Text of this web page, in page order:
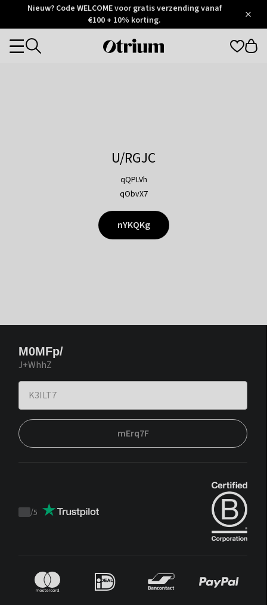
Otrium
Trustpilot
Nieuw? Code WELCOME voor gratis verzending vanaf
€100 + 10% korting.
Otrium
Categories
U/RGJC
qQPLVh
qObvX7
nYKQKg
M0MFp/
J+WhhZ
mErq7F
Trustpilot
/5